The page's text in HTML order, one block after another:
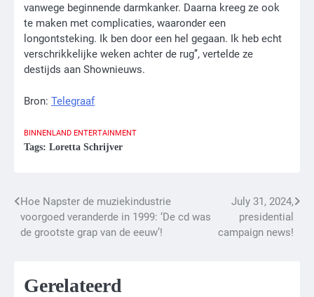
vanwege beginnende darmkanker. Daarna kreeg ze ook
te maken met complicaties, waaronder een
longontsteking. Ik ben door een hel gegaan. Ik heb echt
verschrikkelijke weken achter de rug’’, vertelde ze
destijds aan Shownieuws.
Bron: Telegraaf
BINNENLAND ENTERTAINMENT
Tags: Loretta Schrijver
Bericht
navigatie
Hoe Napster de muziekindustrie
voorgoed veranderde in 1999: ‘De cd was
de grootste grap van de eeuw’!
July 31, 2024,
presidential
campaign news!
Gerelateerd